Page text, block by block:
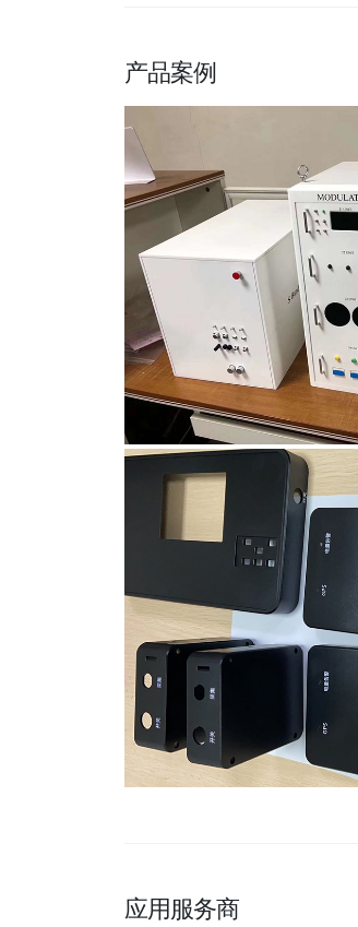
产品案例
应用服务商